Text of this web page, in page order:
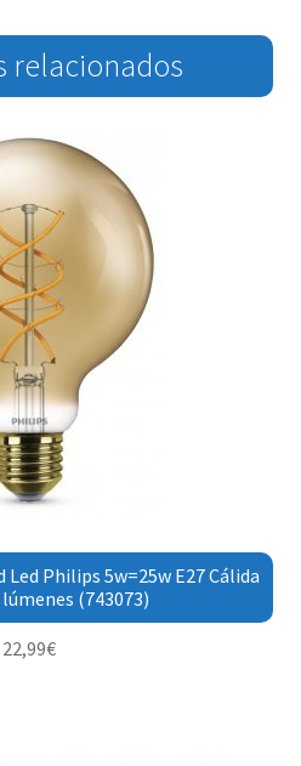
relacionados
Led Philips 5w=25w E27 Cálida
lúmenes (743073)
22,99€